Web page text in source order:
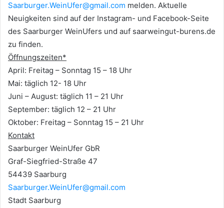
Saarburger.WeinUfer@gmail.com melden. Aktuelle
Neuigkeiten sind auf der Instagram- und Facebook-Seite
des Saarburger WeinUfers und auf saarweingut-burens.de
zu finden.
Öffnungszeiten*
April: Freitag – Sonntag 15 – 18 Uhr
Mai: täglich 12- 18 Uhr
Juni – August: täglich 11 – 21 Uhr
September: täglich 12 – 21 Uhr
Oktober: Freitag – Sonntag 15 – 21 Uhr
Kontakt
Saarburger WeinUfer GbR
Graf-Siegfried-Straße 47
54439 Saarburg
Saarburger.WeinUfer@gmail.com
Stadt Saarburg